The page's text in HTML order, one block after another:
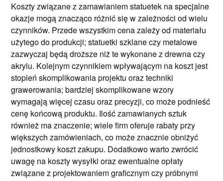
Koszty związane z zamawianiem statuetek na specjalne
okazje mogą znacząco różnić się w zależności od wielu
czynników. Przede wszystkim cena zależy od materiału
użytego do produkcji; statuetki szklane czy metalowe
zazwyczaj będą droższe niż te wykonane z drewna czy
akrylu. Kolejnym czynnikiem wpływającym na koszt jest
stopień skomplikowania projektu oraz techniki
grawerowania; bardziej skomplikowane wzory
wymagają więcej czasu oraz precyzji, co może podnieść
cenę końcową produktu. Ilość zamawianych sztuk
również ma znaczenie; wiele firm oferuje rabaty przy
większych zamówieniach, co może znacznie obniżyć
jednostkowy koszt zakupu. Dodatkowo warto zwrócić
uwagę na koszty wysyłki oraz ewentualne opłaty
związane z projektowaniem graficznym czy próbnymi